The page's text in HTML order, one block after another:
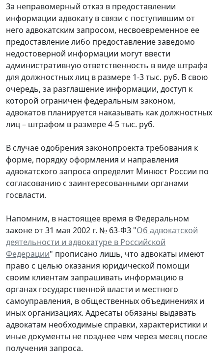
За неправомерный отказ в предоставлении
информации адвокату в связи с поступившим от
него адвокатским запросом, несвоевременное ее
предоставление либо предоставление заведомо
недостоверной информации могут ввести
административную ответственность в виде штрафа
для должностных лиц в размере 1-3 тыс. руб. В свою
очередь, за разглашение информации, доступ к
которой ограничен федеральным законом,
адвокатов планируется наказывать как должностных
лиц – штрафом в размере 4-5 тыс. руб.
В случае одобрения законопроекта требования к
форме, порядку оформления и направления
адвокатского запроса определит Минюст России по
согласованию с заинтересованными органами
госвласти.
Напомним, в настоящее время в Федеральном
законе от 31 мая 2002 г. № 63-ФЗ "Об адвокатской
деятельности и адвокатуре в Российской
Федерации" прописано лишь, что адвокаты имеют
право с целью оказания юридической помощи
своим клиентам запрашивать информацию в
органах государственной власти и местного
самоуправления, в общественных объединениях и
иных организациях. Адресаты обязаны выдавать
адвокатам необходимые справки, характеристики и
иные документы не позднее чем через месяц после
получения запроса.